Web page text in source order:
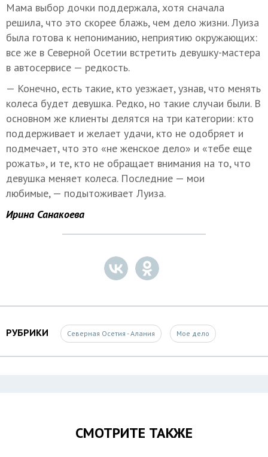
Мама выбор дочки поддержала, хотя сначала
решила, что это скорее блажь, чем дело жизни. Луиза
была готова к непониманию, неприятию окружающих:
все же в Северной Осетии встретить девушку-мастера
в автосервисе — редкость.
— Конечно, есть такие, кто уезжает, узнав, что менять
колеса будет девушка. Редко, но такие случаи были. В
основном же клиенты делятся на три категории: кто
поддерживает и желает удачи, кто не одобряет и
подмечает, что это «не женское дело» и «тебе еще
рожать», и те, кто не обращает внимания на то, что
девушка меняет колеса. Последние — мои
любимые, — подытоживает Луиза.
Ирина Санакоева
РУБРИКИ Северная Осетия - Алания Мое дело
СМОТРИТЕ ТАКЖЕ